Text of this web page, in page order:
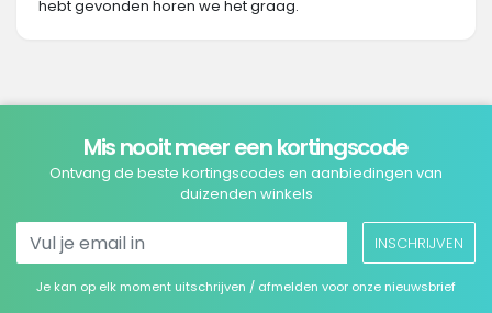
hebt gevonden horen we het graag.
Mis nooit meer een kortingscode
Ontvang de beste kortingscodes en aanbiedingen van
duizenden winkels
INSCHRIJVEN
Je kan op elk moment uitschrijven / afmelden voor onze nieuwsbrief